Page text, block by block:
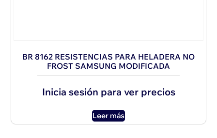
BR 8162 RESISTENCIAS PARA HELADERA NO
FROST SAMSUNG MODIFICADA
Inicia sesión para ver precios
Leer más